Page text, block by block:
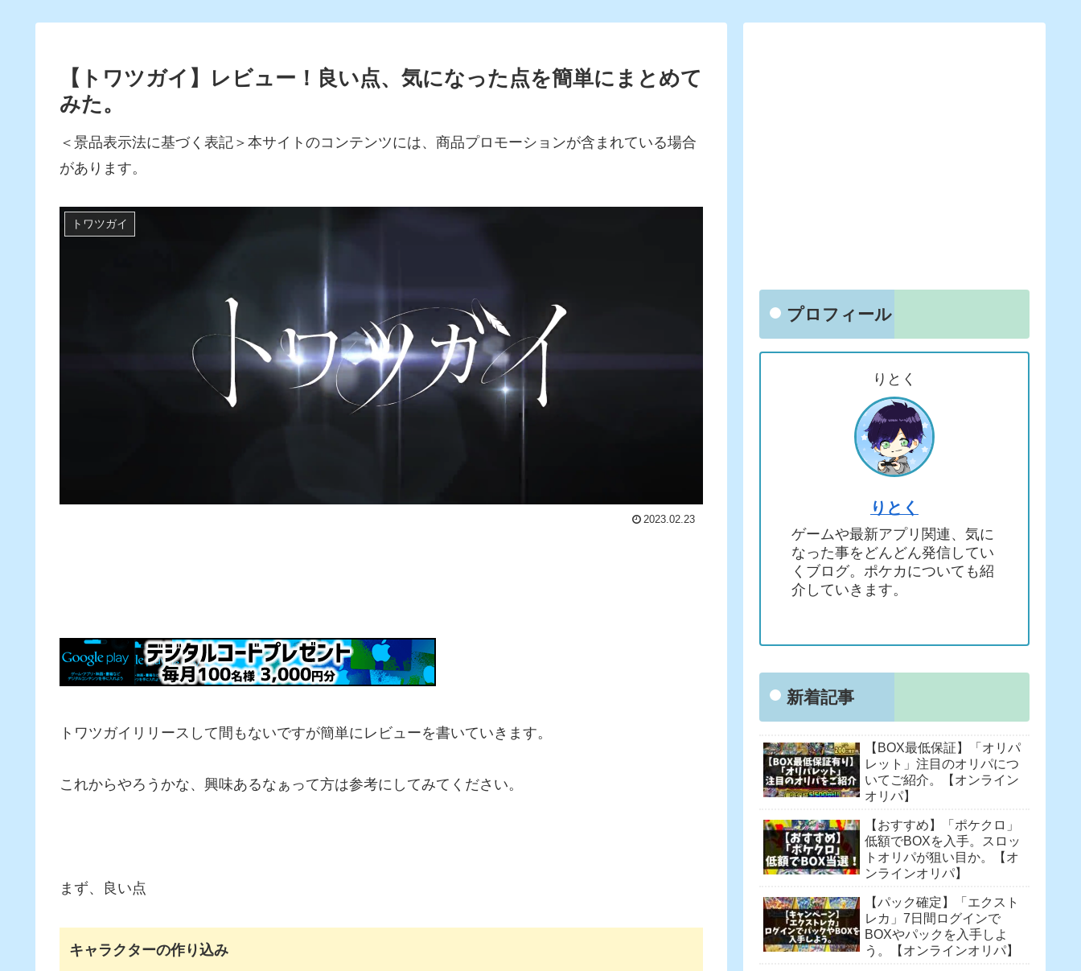
【トワツガイ】レビュー！良い点、気になった点を簡単にまとめて
みた。
＜景品表示法に基づく表記＞本サイトのコンテンツには、商品プロモーションが含まれている場合
があります。
トワツガイ
2023.02.23
トワツガイリリースして間もないですが簡単にレビューを書いていきます。
これからやろうかな、興味あるなぁって方は参考にしてみてください。
まず、良い点
キャラクターの作り込み
プロフィール
りとく
りとく
ゲームや最新アプリ関連、気に
なった事をどんどん発信してい
くブログ。ポケカについても紹
介していきます。
新着記事
【BOX最低保証】「オリパ
レット」注目のオリパにつ
いてご紹介。【オンライン
オリパ】
【おすすめ】「ポケクロ」
低額でBOXを入手。スロッ
トオリパが狙い目か。【オ
ンラインオリパ】
【パック確定】「エクスト
レカ」7日間ログインで
BOXやパックを入手しよ
う。【オンラインオリパ】